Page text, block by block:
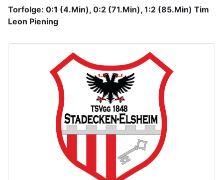
Torfolge: 0:1 (4.Min), 0:2 (71.Min), 1:2 (85.Min) Tim
Leon Piening